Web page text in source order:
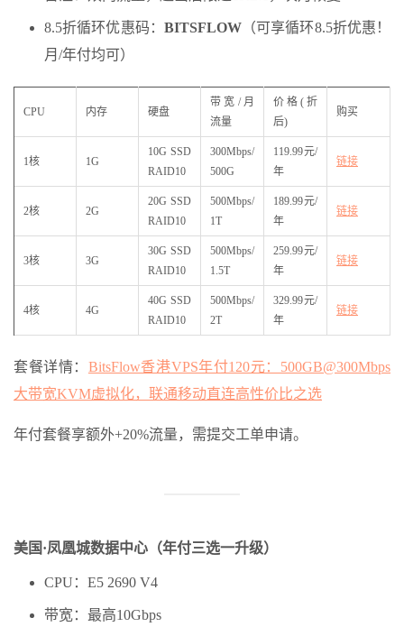
8.5折循环优惠码： BITSFLOW（可享循环8.5折优惠！
月/年付均可）
CPU 内存 硬盘
带宽/月
流量
价格(折
后)
购买
1核 1G
10G SSD
RAID10
300Mbps/
500G
119.99元/
年
链接
2核 2G
20G SSD
RAID10
500Mbps/
1T
189.99元/
年
链接
3核 3G
30G SSD
RAID10
500Mbps/
1.5T
259.99元/
年
链接
4核 4G
40G SSD
RAID10
500Mbps/
2T
329.99元/
年
链接
套餐详情： BitsFlow香港VPS年付120元：500GB@300Mbps
大带宽KVM虚拟化，联通移动直连高性价比之选
年付套餐享额外+20%流量，需提交工单申请。
美国·凤凰城数据中心（年付三选一升级）
CPU：E5 2690 V4
带宽：最高10Gbps